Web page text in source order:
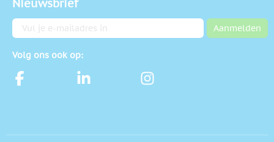
Nieuwsbrief
E-mailadres Aanmelden
Volg ons ook op: